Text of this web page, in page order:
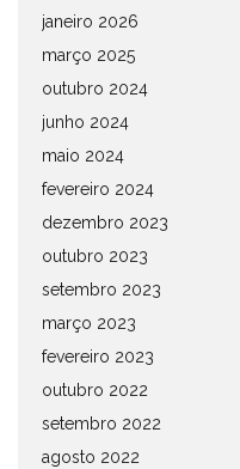
janeiro 2026
março 2025
outubro 2024
junho 2024
maio 2024
fevereiro 2024
dezembro 2023
outubro 2023
setembro 2023
março 2023
fevereiro 2023
outubro 2022
setembro 2022
agosto 2022